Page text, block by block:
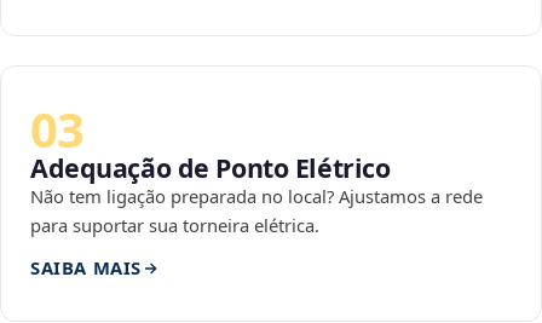
03
Adequação de Ponto Elétrico
Não tem ligação preparada no local? Ajustamos a rede
para suportar sua torneira elétrica.
SAIBA MAIS